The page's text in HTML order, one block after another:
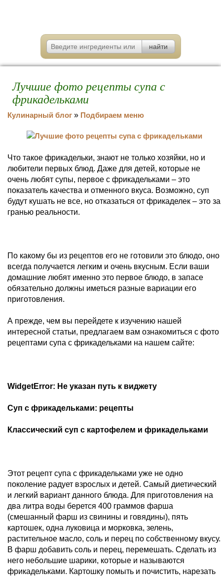
Лучшие фото рецепты супа с
фрикадельками
Кулинарный блог » Подбираем меню
Что такое фрикадельки, знают не только хозяйки, но и
любители первых блюд. Даже для детей, которые не
очень любят супы, первое с фрикадельками – это
показатель качества и отменного вкуса. Возможно, суп
будут кушать не все, но отказаться от фрикаделек – это за
гранью реальности.
По какому бы из рецептов его не готовили это блюдо, оно
всегда получается легким и очень вкусным. Если ваши
домашние любят именно это первое блюдо, в запасе
обязательно должны иметься разные вариации его
приготовления.
А прежде, чем вы перейдете к изучению нашей
интересной статьи, предлагаем вам ознакомиться с фото
рецептами супа с фрикадельками на нашем сайте:
WidgetError: Не указан путь к виджету
Суп с фрикадельками: рецепты
Классический суп с картофелем и фрикадельками
Этот рецепт супа с фрикадельками уже не одно
поколение радует взрослых и детей. Самый диетический
и легкий вариант данного блюда. Для приготовления на
два литра воды берется 400 граммов фарша
(смешанный фарш из свинины и говядины), пять
картошек, одна луковица и морковка, зелень,
растительное масло, соль и перец по собственному вкусу.
В фарш добавить соль и перец, перемешать. Сделать из
него небольшие шарики, которые и называются
фрикадельками. Картошку помыть и почистить, нарезать